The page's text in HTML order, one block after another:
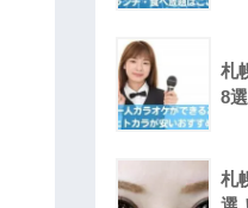
札
8
札